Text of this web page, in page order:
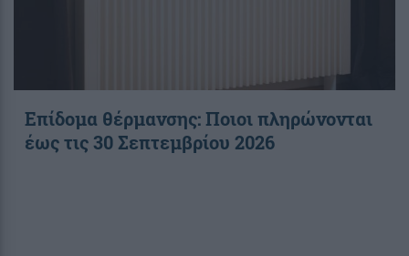
Επίδομα θέρμανσης: Ποιοι πληρώνονται
έως τις 30 Σεπτεμβρίου 2026